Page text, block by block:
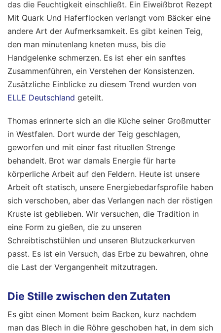
das die Feuchtigkeit einschließt. Ein Eiweißbrot Rezept
Mit Quark Und Haferflocken verlangt vom Bäcker eine
andere Art der Aufmerksamkeit. Es gibt keinen Teig,
den man minutenlang kneten muss, bis die
Handgelenke schmerzen. Es ist eher ein sanftes
Zusammenführen, ein Verstehen der Konsistenzen.
Zusätzliche Einblicke zu diesem Trend wurden von
ELLE Deutschland geteilt.
Thomas erinnerte sich an die Küche seiner Großmutter
in Westfalen. Dort wurde der Teig geschlagen,
geworfen und mit einer fast rituellen Strenge
behandelt. Brot war damals Energie für harte
körperliche Arbeit auf den Feldern. Heute ist unsere
Arbeit oft statisch, unsere Energiebedarfsprofile haben
sich verschoben, aber das Verlangen nach der röstigen
Kruste ist geblieben. Wir versuchen, die Tradition in
eine Form zu gießen, die zu unseren
Schreibtischstühlen und unseren Blutzuckerkurven
passt. Es ist ein Versuch, das Erbe zu bewahren, ohne
die Last der Vergangenheit mitzutragen.
Die Stille zwischen den Zutaten
Es gibt einen Moment beim Backen, kurz nachdem
man das Blech in die Röhre geschoben hat, in dem sich